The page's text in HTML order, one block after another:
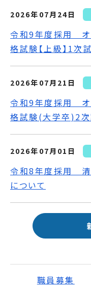
2026年07月24日
令和9年度採用 オ
格試験【上級】1次
2026年07月21日
令和9年度採用 オ
格試験(大学卒)2次
2026年07月01日
令和8年度採用 清
について
職員募集